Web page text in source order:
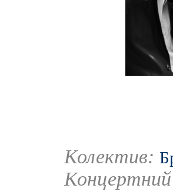
Колектив:
Концертний